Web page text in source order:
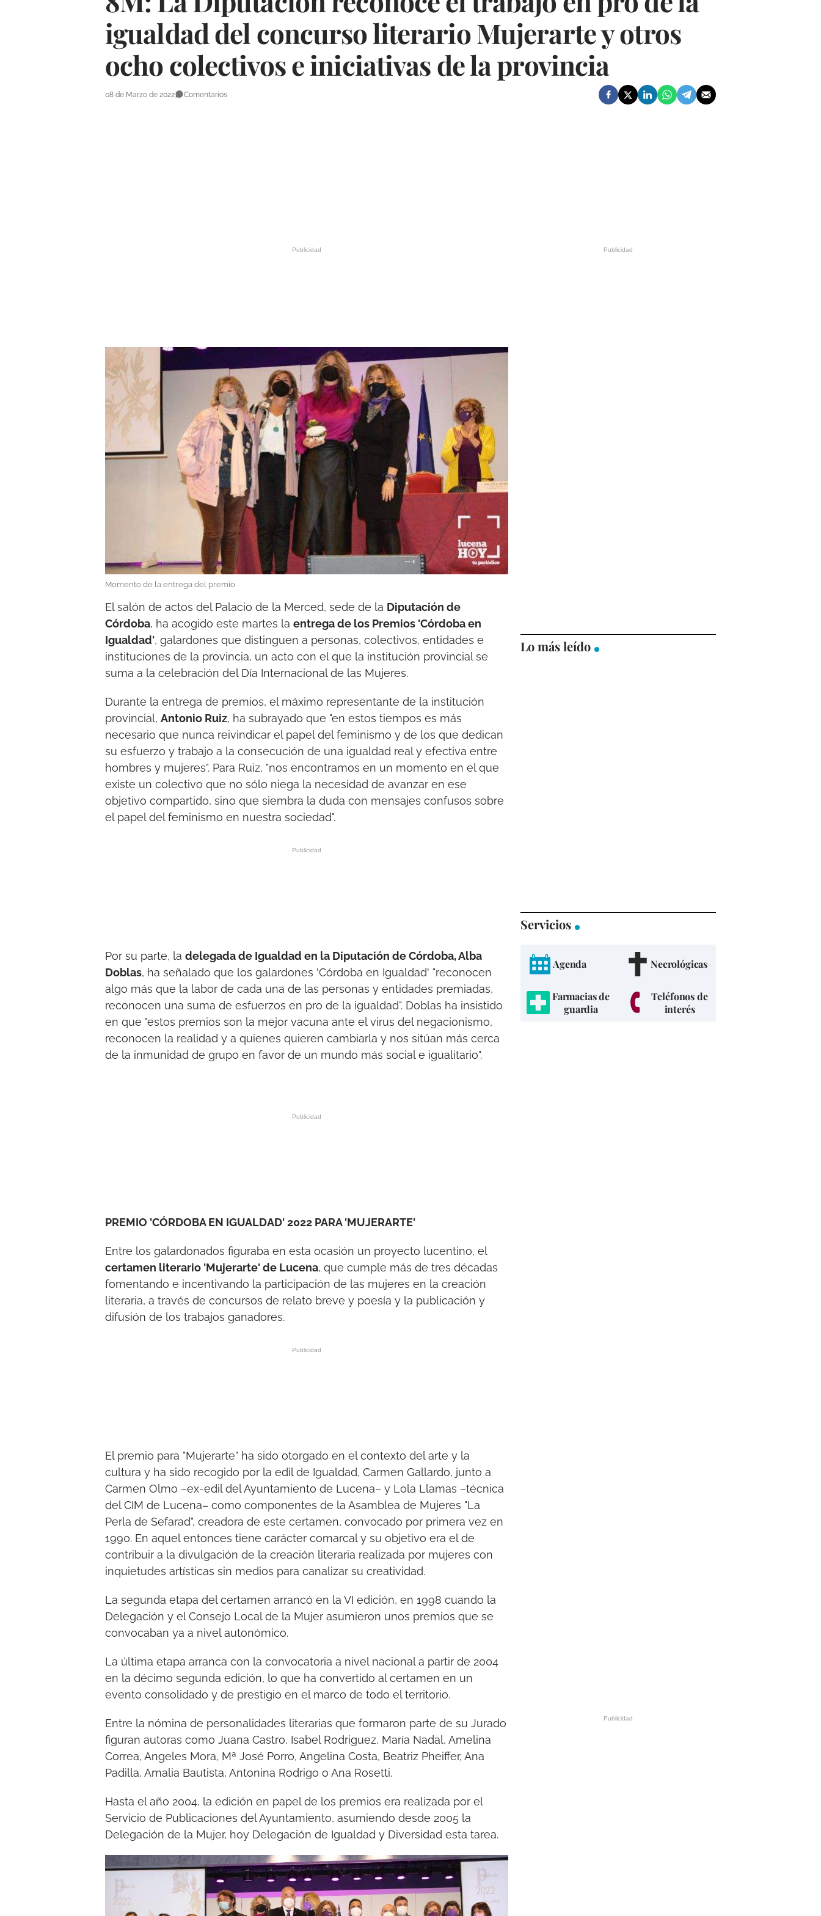
igualdad del concurso literario Mujerarte y otros
ocho colectivos e iniciativas de la provincia
08 de Marzo de 2022 Comentarios
Momento de la entrega del premio
El salón de actos del Palacio de la Merced, sede de la Diputación de
Córdoba, ha acogido este martes la entrega de los Premios 'Córdoba en
Igualdad', galardones que distinguen a personas, colectivos, entidades e
instituciones de la provincia, un acto con el que la institución provincial se
suma a la celebración del Día Internacional de las Mujeres.
Durante la entrega de premios, el máximo representante de la institución
provincial, Antonio Ruiz, ha subrayado que "en estos tiempos es más
necesario que nunca reivindicar el papel del feminismo y de los que dedican
su esfuerzo y trabajo a la consecución de una igualdad real y efectiva entre
hombres y mujeres". Para Ruiz, "nos encontramos en un momento en el que
existe un colectivo que no sólo niega la necesidad de avanzar en ese
objetivo compartido, sino que siembra la duda con mensajes confusos sobre
el papel del feminismo en nuestra sociedad".
Por su parte, la delegada de Igualdad en la Diputación de Córdoba, Alba
Doblas, ha señalado que los galardones 'Córdoba en Igualdad' "reconocen
algo más que la labor de cada una de las personas y entidades premiadas,
reconocen una suma de esfuerzos en pro de la igualdad". Doblas ha insistido
en que "estos premios son la mejor vacuna ante el virus del negacionismo,
reconocen la realidad y a quienes quieren cambiarla y nos sitúan más cerca
de la inmunidad de grupo en favor de un mundo más social e igualitario".
PREMIO 'CÓRDOBA EN IGUALDAD' 2022 PARA 'MUJERARTE'
Entre los galardonados figuraba en esta ocasión un proyecto lucentino, el
certamen literario 'Mujerarte' de Lucena, que cumple más de tres décadas
fomentando e incentivando la participación de las mujeres en la creación
literaria, a través de concursos de relato breve y poesía y la publicación y
difusión de los trabajos ganadores.
El premio para "Mujerarte" ha sido otorgado en el contexto del arte y la
cultura y ha sido recogido por la edil de Igualdad, Carmen Gallardo, junto a
Carmen Olmo –ex-edil del Ayuntamiento de Lucena– y Lola Llamas –técnica
del CIM de Lucena– como componentes de la Asamblea de Mujeres "La
Perla de Sefarad", creadora de este certamen, convocado por primera vez en
1990. En aquel entonces tiene carácter comarcal y su objetivo era el de
contribuir a la divulgación de la creación literaria realizada por mujeres con
inquietudes artísticas sin medios para canalizar su creatividad.
La segunda etapa del certamen arrancó en la VI edición, en 1998 cuando la
Delegación y el Consejo Local de la Mujer asumieron unos premios que se
convocaban ya a nivel autonómico.
La última etapa arranca con la convocatoria a nivel nacional a partir de 2004
en la décimo segunda edición, lo que ha convertido al certamen en un
evento consolidado y de prestigio en el marco de todo el territorio.
Entre la nómina de personalidades literarias que formaron parte de su Jurado
figuran autoras como Juana Castro, Isabel Rodriguez, María Nadal, Amelina
Correa, Angeles Mora, Mª José Porro, Angelina Costa, Beatriz Pheiffer, Ana
Padilla, Amalia Bautista, Antonina Rodrigo o Ana Rosetti.
Hasta el año 2004, la edición en papel de los premios era realizada por el
Servicio de Publicaciones del Ayuntamiento, asumiendo desde 2005 la
Delegación de la Mujer, hoy Delegación de Igualdad y Diversidad esta tarea.
Lo más leído
Servicios
Agenda Necrológicas
Farmacias de
guardia
Teléfonos de
interés